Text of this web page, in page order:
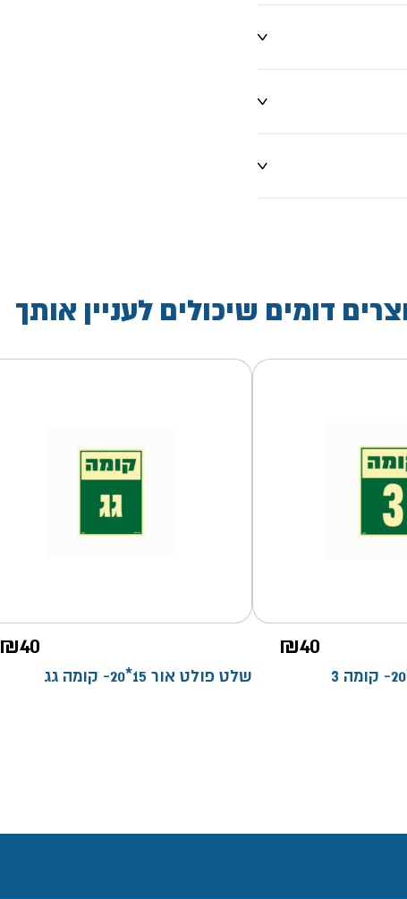
דומים שיכולים לעניין אותך
₪40
₪40
שלט פולט אור 15*20- קומה גג